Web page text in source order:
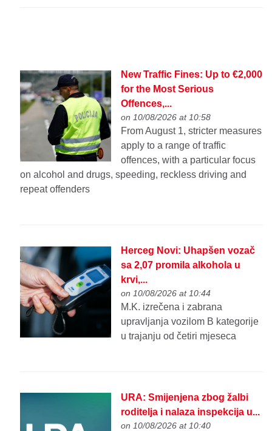
New Traffic Fines: Up to €2,000
for the Most Serious
Offences,...
on 10/08/2026 at 10:58
From August 1, stricter measures
apply to a range of traffic
offences, with a particular focus
on alcohol and drugs, speeding, reckless driving and
repeat offenders
Herceg Novi: Uhapšen vozač
sa 2,07 promila alkohola u
krvi,...
on 10/08/2026 at 10:44
M.K. izrečena i zabrana
upravljanja vozilom B kategorije
u trajanju od četiri mjeseca
URA: Smijenjena zbog žalbi
roditelja i nalaza inspekcija u...
on 10/08/2026 at 10:40